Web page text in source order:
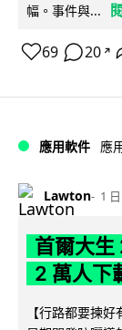
幅。事件與...
69 20 ↗
應用軟件 應
Lawton 1 日
首爾大生
2 萬人下
【行路都要揀